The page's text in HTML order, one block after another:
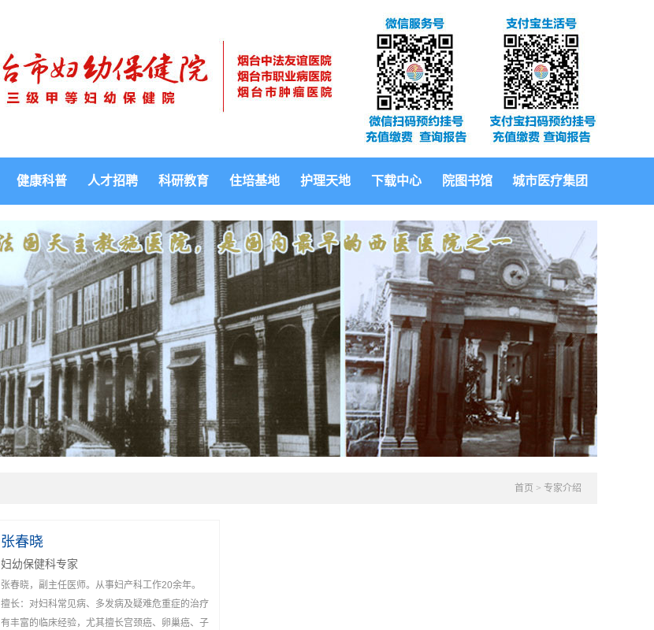
健康科普 人才招聘 科研教育 住培基地 护理天地 下载中心 院图书馆 城市医疗集团
首页 > 专家介绍
张春晓
妇幼保健科专家
张春晓，副主任医师。从事妇产科工作20余年。
擅长：对妇科常见病、多发病及疑难危重症的治疗
有丰富的临床经验，尤其擅长宫颈癌、卵巢癌、子